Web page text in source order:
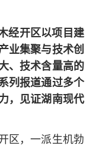
经开区以项目建
业集聚与技术创
、技术含量高的
列报道通过多个
，见证湖南现代
区，一派生机勃